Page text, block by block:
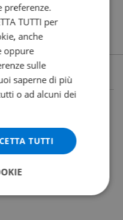
preferenze.
TUTTI per
anche
oppure
sulle
saperne di più
o ad alcuni dei
TUTTI